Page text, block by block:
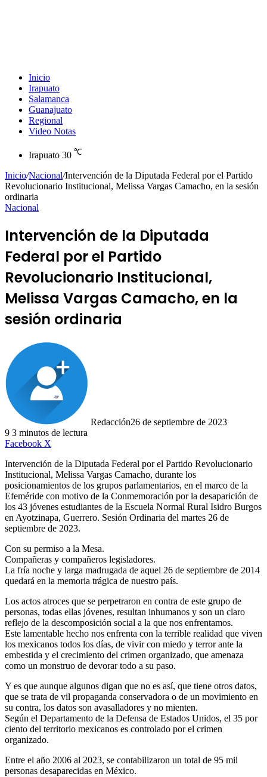
Inicio
Irapuato
Salamanca
Guanajuato
Regional
Video Notas
Irapuato 30 ℃
Inicio/Nacional/Intervención de la Diputada Federal por el Partido
Revolucionario Institucional, Melissa Vargas Camacho, en la sesión
ordinaria
Nacional
Intervención de la Diputada
Federal por el Partido
Revolucionario Institucional,
Melissa Vargas Camacho, en la
sesión ordinaria
Redacción26 de septiembre de 2023
9 3 minutos de lectura
Facebook X
Intervención de la Diputada Federal por el Partido Revolucionario
Institucional, Melissa Vargas Camacho, durante los
posicionamientos de los grupos parlamentarios, en el marco de la
Efeméride con motivo de la Conmemoración por la desaparición de
los 43 jóvenes estudiantes de la Escuela Normal Rural Isidro Burgos
en Ayotzinapa, Guerrero. Sesión Ordinaria del martes 26 de
septiembre de 2023.
Con su permiso a la Mesa.
Compañeras y compañeros legisladores.
La fría noche y larga madrugada de aquel 26 de septiembre de 2014
quedará en la memoria trágica de nuestro país.
Los actos atroces que se perpetraron en contra de este grupo de
personas, todas ellas jóvenes, resultan inhumanos y son un claro
reflejo de la descomposición social a la que nos enfrentamos.
Este lamentable hecho nos enfrenta con la terrible realidad que viven
los mexicanos todos los días, de vivir con miedo y terror ante la
embestida y el crecimiento del crimen organizado, que amenaza
como un monstruo de devorar todo a su paso.
Y es que aunque algunos digan que no es así, que tiene otros datos,
que se trata de vil propaganda conservadora o de un movimiento en
su contra, los datos son avasalladores y no mienten.
Según el Departamento de la Defensa de Estados Unidos, el 35 por
ciento del territorio mexicanos es controlado por el crimen
organizado.
Entre el año 2006 al 2023, se contabilizaron un total de 95 mil
personas desaparecidas en México.